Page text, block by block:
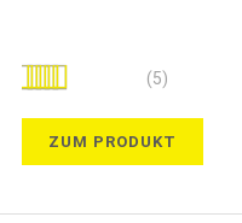
Bewertung: (5)
ZUM PRODUKT